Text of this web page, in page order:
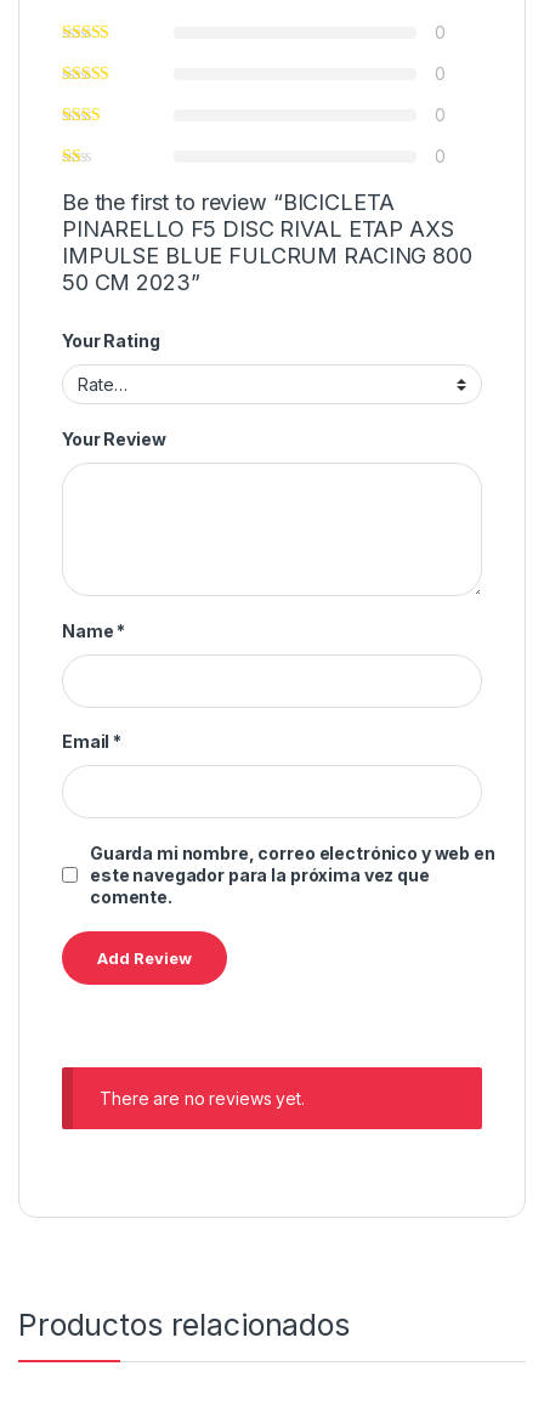
0
0
0
0
Be the first to review “BICICLETA
PINARELLO F5 DISC RIVAL ETAP AXS
IMPULSE BLUE FULCRUM RACING 800
50 CM 2023”
Your Rating
Your Review
Name *
Email *
Guarda mi nombre, correo electrónico y web en
este navegador para la próxima vez que
comente.
There are no reviews yet.
Productos relacionados